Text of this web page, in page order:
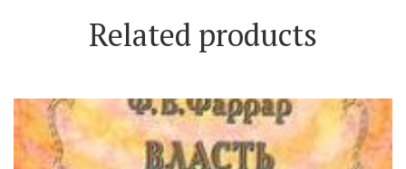
Related products